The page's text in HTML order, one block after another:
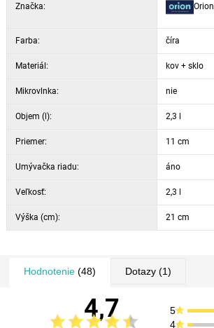
Značka: Orion
Farba: číra
Materiál: kov + sklo
Mikrovlnka: nie
Objem (l): 2,3 l
Priemer: 11 cm
Umývačka riadu: áno
Veľkosť: 2,3 l
Výška (cm): 21 cm
Hodnotenie(48) Dotazy(1)
4,7 5
4